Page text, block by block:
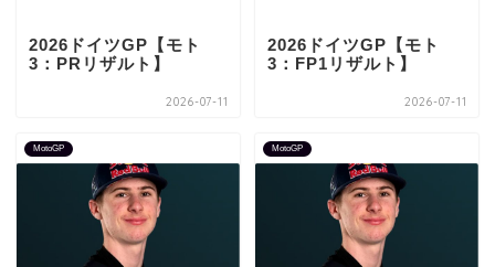
2026ドイツGP【モト
3：PRリザルト】
2026-07-11
2026ドイツGP【モト
3：FP1リザルト】
2026-07-11
MotoGP MotoGP